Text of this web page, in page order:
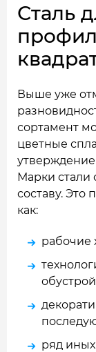
Сталь
Выше уже
сортамент
цветные
утверждение
Марки стали
составу. Это
как:
рабочие
ряд